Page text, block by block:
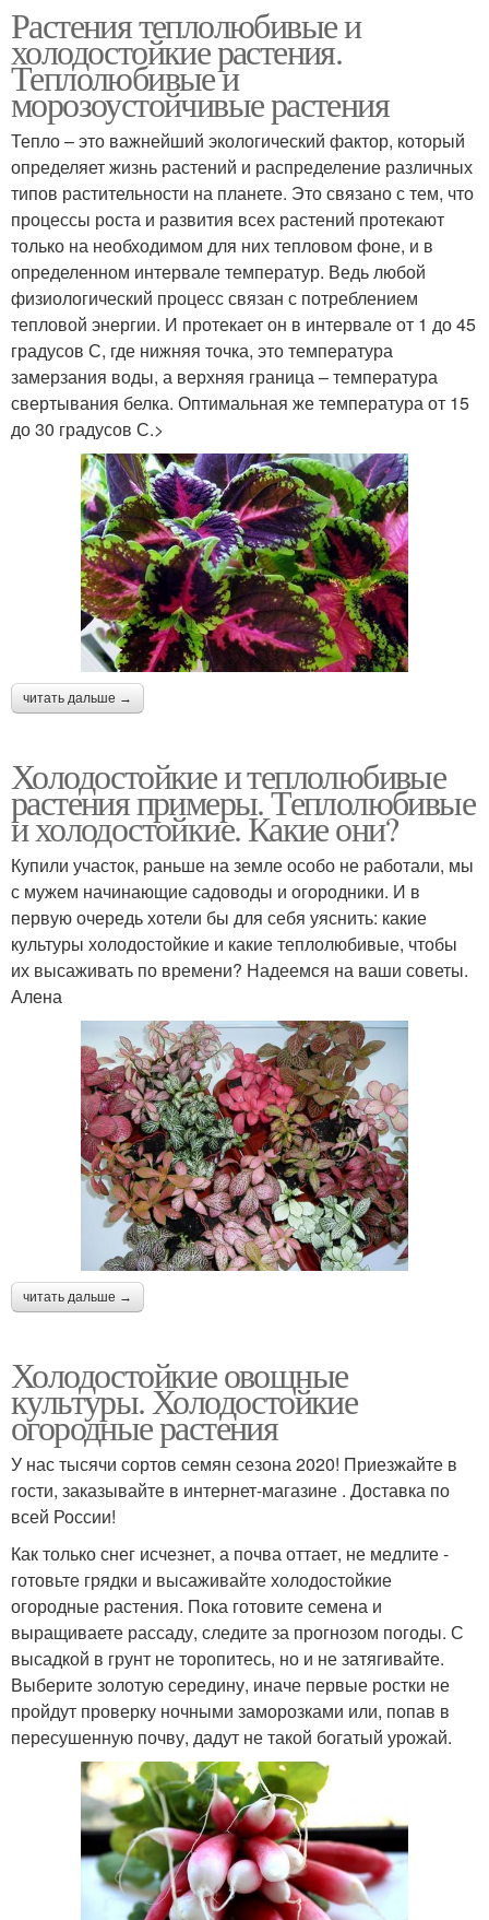
Растения теплолюбивые и
холодостойкие растения.
Теплолюбивые и
морозоустойчивые растения
Тепло – это важнейший экологический фактор, который
определяет жизнь растений и распределение различных
типов растительности на планете. Это связано с тем, что
процессы роста и развития всех растений протекают
только на необходимом для них тепловом фоне, и в
определенном интервале температур. Ведь любой
физиологический процесс связан с потреблением
тепловой энергии. И протекает он в интервале от 1 до 45
градусов С, где нижняя точка, это температура
замерзания воды, а верхняя граница – температура
свертывания белка. Оптимальная же температура от 15
до 30 градусов С.>
читать дальше →
Холодостойкие и теплолюбивые
растения примеры. Теплолюбивые
и холодостойкие. Какие они?
Купили участок, раньше на земле особо не работали, мы
с мужем начинающие садоводы и огородники. И в
первую очередь хотели бы для себя уяснить: какие
культуры холодо­стойкие и какие теплолюбивые, чтобы
их высаживать по времени? Надеемся на ваши советы.
Алена
читать дальше →
Холодостойкие овощные
культуры. Холодостойкие
огородные растения
У нас тысячи сортов семян сезона 2020! Приезжайте в
гости, заказывайте в интернет-магазине . Доставка по
всей России!
Как только снег исчезнет, а почва оттает, не медлите -
готовьте грядки и высаживайте холодостойкие
огородные растения. Пока готовите семена и
выращиваете рассаду, следите за прогнозом погоды. С
высадкой в грунт не торопитесь, но и не затягивайте.
Выберите золотую середину, иначе первые ростки не
пройдут проверку ночными заморозками или, попав в
пересушенную почву, дадут не такой богатый урожай.